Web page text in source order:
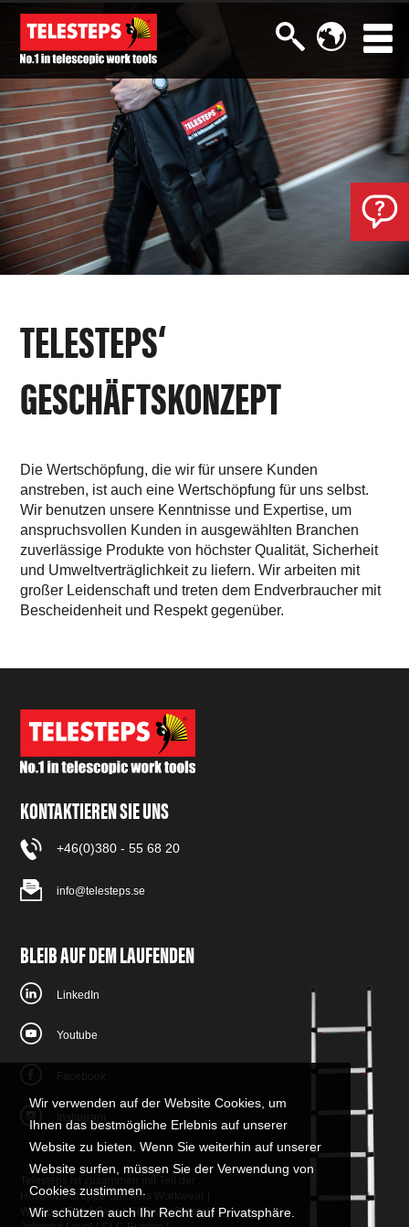
Wir verwenden auf der Website Cookies, um
Ihnen das bestmögliche Erlebnis auf unserer
Website zu bieten. Wenn Sie weiterhin auf unserer
Website surfen, müssen Sie der Verwendung von
Cookies zustimmen.
Wir schützen auch Ihr Recht auf Privatsphäre.
TELESTEPS‘
GESCHÄFTSKONZEPT
Die Wertschöpfung, die wir für unsere Kunden
anstreben, ist auch eine Wertschöpfung für uns selbst.
Wir benutzen unsere Kenntnisse und Expertise, um
anspruchsvollen Kunden in ausgewählten Branchen
zuverlässige Produkte von höchster Qualität, Sicherheit
und Umweltverträglichkeit zu liefern. Wir arbeiten mit
großer Leidenschaft und treten dem Endverbraucher mit
Bescheidenheit und Respekt gegenüber.
KONTAKTIEREN SIE UNS
+46(0)380 - 55 68 20
info@telesteps.se
BLEIB AUF DEM LAUFENDEN
LinkedIn
Youtube
Hultafors-GruppeSnickers Workwear
W.steps|Solid Gear|Hellberg Safety|